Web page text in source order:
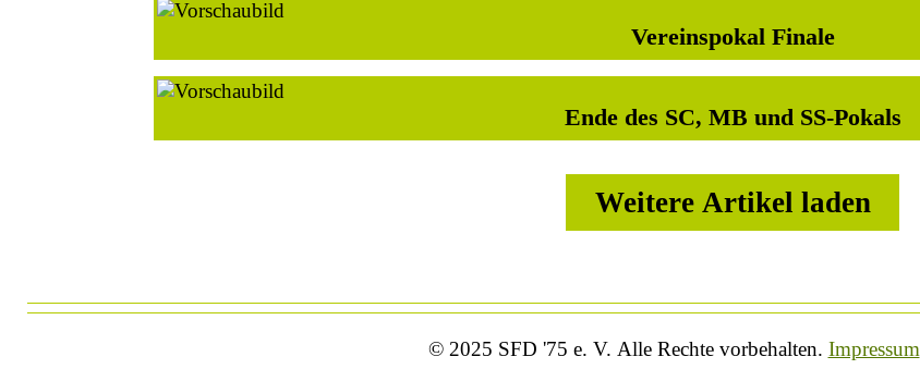
Vereinspokal Finale
25.06.2026
Ende des SC, MB und SS-Pokals
12.06.2026
Weitere Artikel laden
© 2025 SFD '75 e. V. Alle Rechte vorbehalten. Impressum